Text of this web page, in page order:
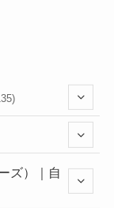
(352)
ズ）｜自